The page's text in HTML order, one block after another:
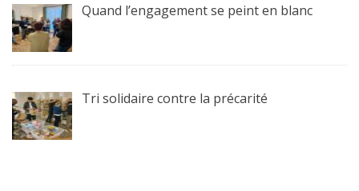
Quand l’engagement se peint en blanc
Tri solidaire contre la précarité